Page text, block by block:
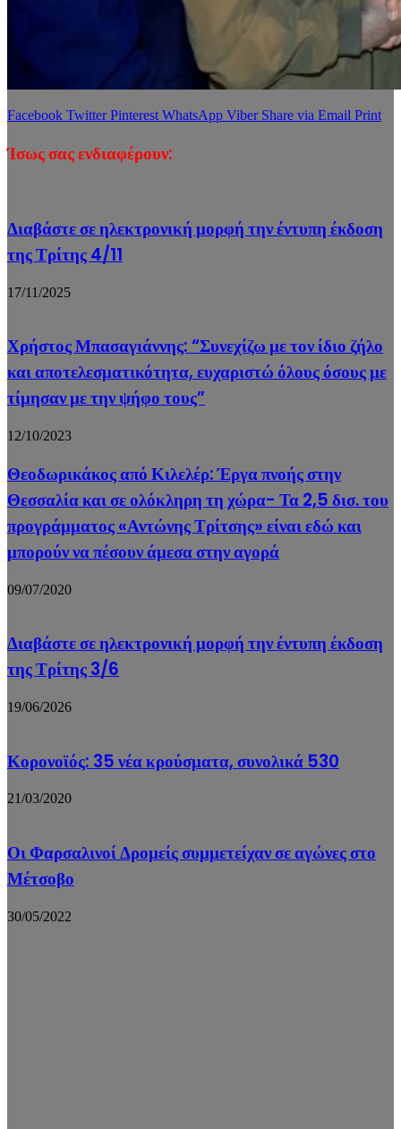
Facebook Twitter Pinterest WhatsApp Viber Share via Email Print
Ίσως σας ενδιαφέρουν:
Διαβάστε σε ηλεκτρονική μορφή την έντυπη έκδοση
της Τρίτης 4/11
17/11/2025
Χρήστος Μπασαγιάννης: “Συνεχίζω με τον ίδιο ζήλο
και αποτελεσματικότητα, ευχαριστώ όλους όσους με
τίμησαν με την ψήφο τους”
12/10/2023
Θεοδωρικάκος από Κιλελέρ: Έργα πνοής στην
Θεσσαλία και σε ολόκληρη τη χώρα- Τα 2,5 δισ. του
προγράμματος «Αντώνης Τρίτσης» είναι εδώ και
μπορούν να πέσουν άμεσα στην αγορά
09/07/2020
Διαβάστε σε ηλεκτρονική μορφή την έντυπη έκδοση
της Τρίτης 3/6
19/06/2026
Κορονοϊός: 35 νέα κρούσματα, συνολικά 530
21/03/2020
Οι Φαρσαλινοί Δρομείς συμμετείχαν σε αγώνες στο
Μέτσοβο
30/05/2022